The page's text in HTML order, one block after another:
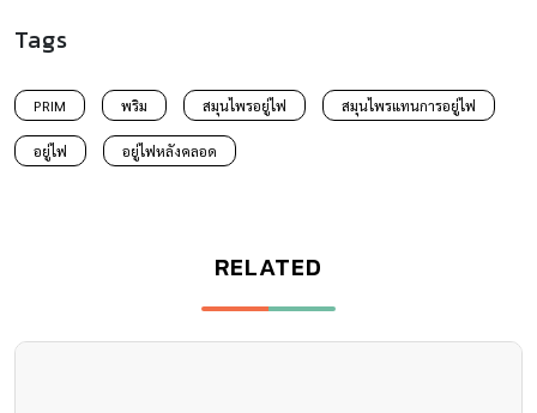
Tags
PRIM พริม สมุนไพรอยู่ไฟ สมุนไพรแทนการอยู่ไฟ
อยู่ไฟ อยู่ไฟหลังคลอด
RELATED